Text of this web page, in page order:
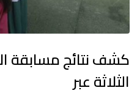
الثلاثة عبر